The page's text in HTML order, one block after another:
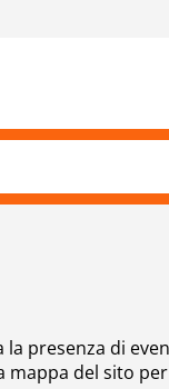
presenza di
mappa del sito per